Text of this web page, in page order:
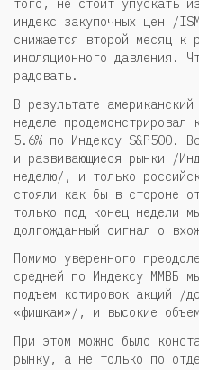
того, не стоит упускать
индекс закупочных цен /
снижается второй месяц к
инфляционного давления.
радовать.
В результате
неделе продемонстрировал
5.6% по Индексу S&P500.
и развивающиеся рынки /
неделю/, и только
стояли как бы в стороне
только под конец недели
долгожданный сигнал о
Помимо уверенного
средней по Индексу ММВБ
подъем котировок акций /
«фишкам»/, и высокие
При этом можно было
рынку, а не только по